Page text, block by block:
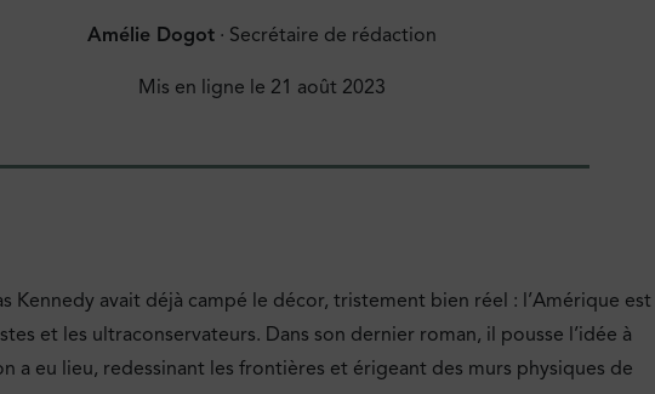
Amélie Dogot · Secrétaire de rédaction
Mis en ligne le 21 août 2023
Kennedy avait déjà campé le décor, tristement bien réel : l’Amérique est
et les ultraconservateurs. Dans son dernier roman, il pousse l’idée à
a eu lieu, redessinant les frontières et érigeant des murs physiques de